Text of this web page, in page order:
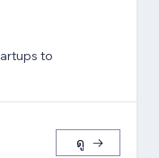
to
ดู